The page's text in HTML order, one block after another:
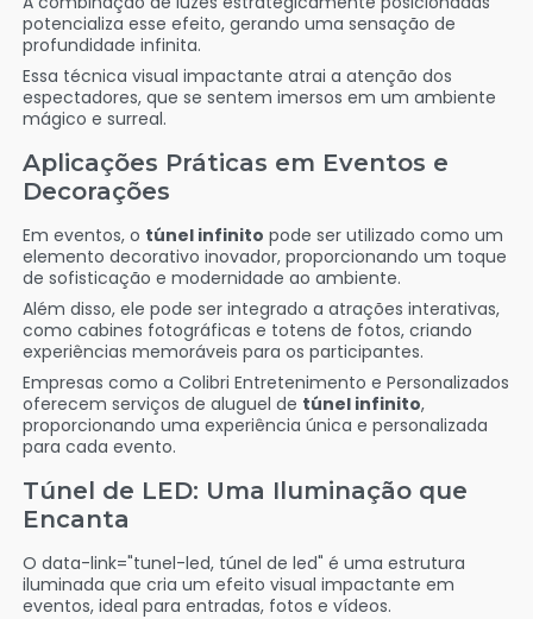
potencializa esse efeito, gerando uma sensação de
profundidade infinita.
Essa técnica visual impactante atrai a atenção dos
espectadores, que se sentem imersos em um ambiente
mágico e surreal.
Aplicações Práticas em Eventos e
Decorações
Em eventos, o túnel infinito pode ser utilizado como um
elemento decorativo inovador, proporcionando um toque
de sofisticação e modernidade ao ambiente.
Além disso, ele pode ser integrado a atrações interativas,
como cabines fotográficas e totens de fotos, criando
experiências memoráveis para os participantes.
Empresas como a Colibri Entretenimento e Personalizados
oferecem serviços de aluguel de túnel infinito,
proporcionando uma experiência única e personalizada
para cada evento.
Túnel de LED: Uma Iluminação que
Encanta
O data-link="tunel-led, túnel de led" é uma estrutura
iluminada que cria um efeito visual impactante em
eventos, ideal para entradas, fotos e vídeos.